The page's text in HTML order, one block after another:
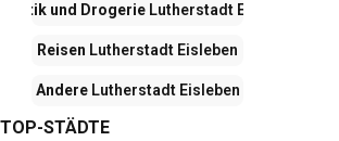
und Drogerie Lutherstadt Eisleben
Reisen Lutherstadt Eisleben
AndereLutherstadt Eisleben
TOP-STÄDTE